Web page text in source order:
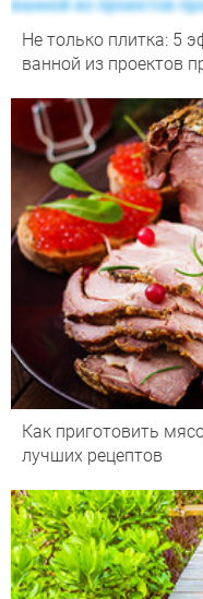
Не только плитка: 5
ванной из проектов
Как приготовить
лучших рецептов